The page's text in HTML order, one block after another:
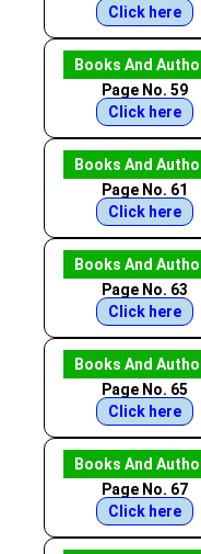
Click here
Books And
Page No. 59
Click here
Books And
Page No. 61
Click here
Books And
Page No. 63
Click here
Books And
Page No. 65
Click here
Books And
Page No. 67
Click here